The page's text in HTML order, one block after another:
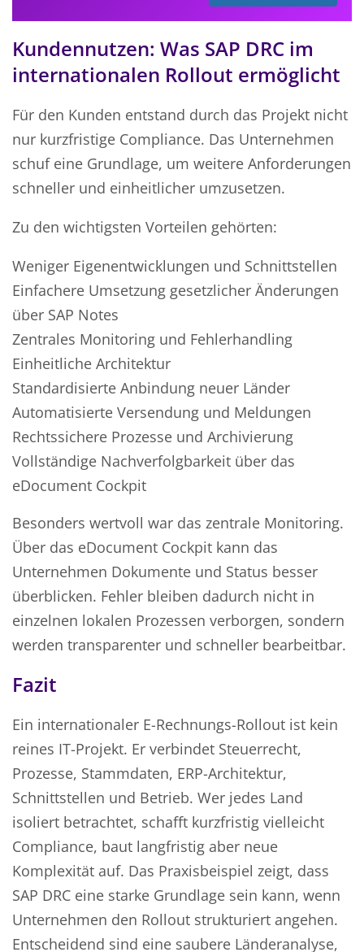
Kundennutzen: Was SAP DRC im
internationalen Rollout ermöglicht
Für den Kunden entstand durch das Projekt nicht
nur kurzfristige Compliance. Das Unternehmen
schuf eine Grundlage, um weitere Anforderungen
schneller und einheitlicher umzusetzen.
Zu den wichtigsten Vorteilen gehörten:
Weniger Eigenentwicklungen und Schnittstellen
Einfachere Umsetzung gesetzlicher Änderungen
über SAP Notes
Zentrales Monitoring und Fehlerhandling
Einheitliche Architektur
Standardisierte Anbindung neuer Länder
Automatisierte Versendung und Meldungen
Rechtssichere Prozesse und Archivierung
Vollständige Nachverfolgbarkeit über das
eDocument Cockpit
Besonders wertvoll war das zentrale Monitoring.
Über das eDocument Cockpit kann das
Unternehmen Dokumente und Status besser
überblicken. Fehler bleiben dadurch nicht in
einzelnen lokalen Prozessen verborgen, sondern
werden transparenter und schneller bearbeitbar.
Fazit
Ein internationaler E-Rechnungs-Rollout ist kein
reines IT-Projekt. Er verbindet Steuerrecht,
Prozesse, Stammdaten, ERP-Architektur,
Schnittstellen und Betrieb. Wer jedes Land
isoliert betrachtet, schafft kurzfristig vielleicht
Compliance, baut langfristig aber neue
Komplexität auf. Das Praxisbeispiel zeigt, dass
SAP DRC eine starke Grundlage sein kann, wenn
Unternehmen den Rollout strukturiert angehen.
Entscheidend sind eine saubere Länderanalyse,